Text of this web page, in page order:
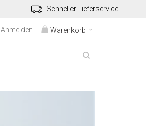
Schneller Lieferservice
Warenkorb
Anmelden